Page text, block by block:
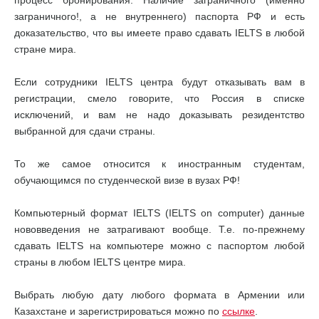
заграничного!, а не внутреннего) паспорта РФ и есть
доказательство, что вы имеете право сдавать IELTS в любой
стране мира.
Если сотрудники IELTS центра будут отказывать вам в
регистрации, смело говорите, что Россия в списке
исключений, и вам не надо доказывать резидентство
выбранной для сдачи страны.
То же самое относится к иностранным студентам,
обучающимся по студенческой визе в вузах РФ!
Компьютерный формат IELTS (IELTS on computer) данные
нововведения не затрагивают вообще. Т.е. по-прежнему
сдавать IELTS на компьютере можно с паспортом любой
страны в любом IELTS центре мира.
Выбрать любую дату любого формата в Армении или
Казахстане и зарегистрироваться можно по ссылке